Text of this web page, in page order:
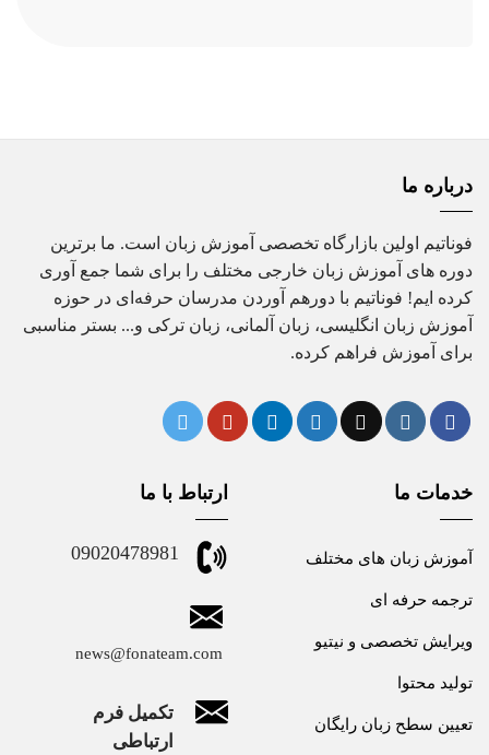
درباره ما
فوناتیم اولین بازارگاه تخصصی آموزش زبان است. ما برترین
دوره های آموزش زبان خارجی مختلف را برای شما جمع آوری
کرده ایم! فوناتیم با دورهم آوردن مدرسان حرفه‌ای در حوزه
آموزش زبان انگلیسی، زبان آلمانی، زبان ترکی و... بستر مناسبی
برای آموزش فراهم کرده.
خدمات ما
آموزش زبان های مختلف
ترجمه حرفه ای
ویرایش تخصصی و نیتیو
تولید محتوا
تعیین سطح زبان رایگان
ارتباط با ما
09020478981
news@fonateam.com
تکمیل فرم
ارتباطی